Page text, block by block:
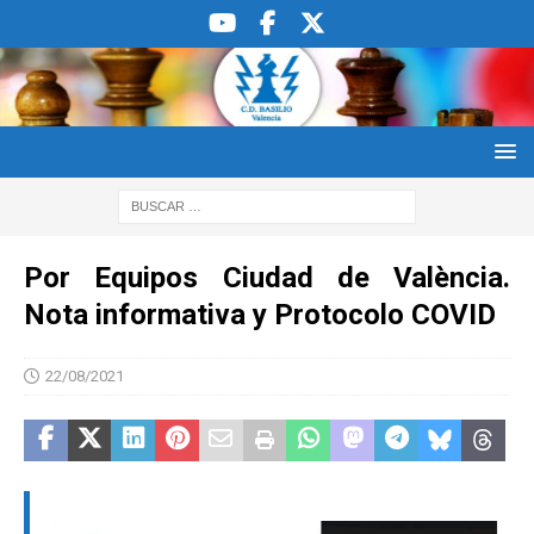
Por Equipos Ciudad de València.
Nota informativa y Protocolo COVID
22/08/2021